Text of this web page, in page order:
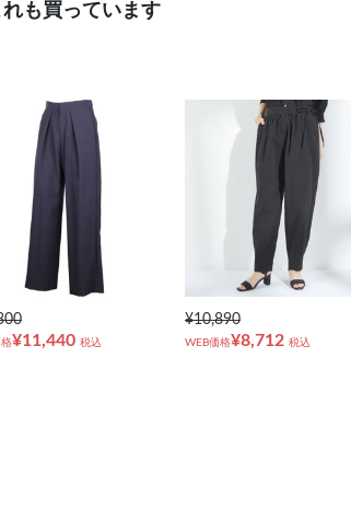
も買っています
¥11,440 税込
¥10,890
WEB価格¥8,712 税込